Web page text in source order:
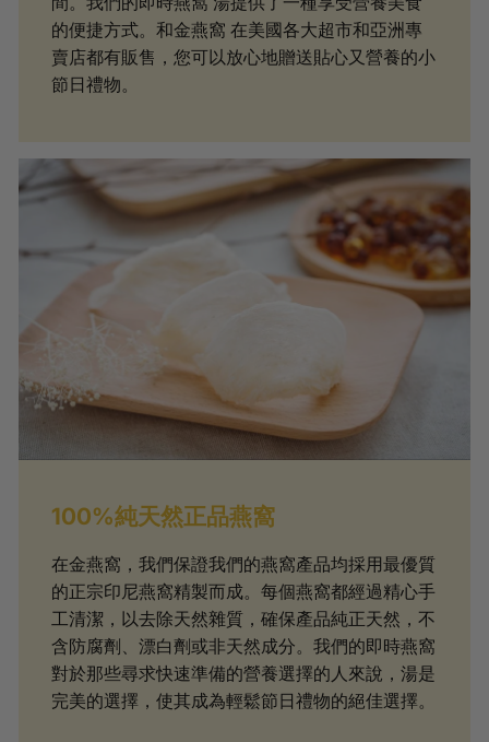
的便捷方式。和金燕窩 在美國各大超市和亞洲專
賣店都有販售，您可以放心地贈送貼心又營養的小
節日禮物。
100%純天然正品燕窩
在金燕窩，我們保證我們的燕窩產品均採用最優質
的正宗印尼燕窩精製而成。每個燕窩都經過精心手
工清潔，以去除天然雜質，確保產品純正天然，不
含防腐劑、漂白劑或非天然成分。我們的即時燕窩
對於那些尋求快速準備的營養選擇的人來說，湯是
完美的選擇，使其成為輕鬆節日禮物的絕佳選擇。